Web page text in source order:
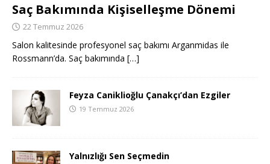
Saç Bakımında Kişiselleşme Dönemi
22 Temmuz 2026
Salon kalitesinde profesyonel saç bakımı Arganmidas ile
Rossmann’da. Saç bakımında […]
Feyza Caniklioğlu Çanakçı’dan Ezgiler
19 Temmuz 2026
Yalnızlığı Sen Seçmedin